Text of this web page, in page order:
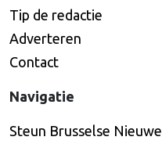
Tip de redactie
Adverteren
Contact
Navigatie
Steun Brusselse Nieuwe